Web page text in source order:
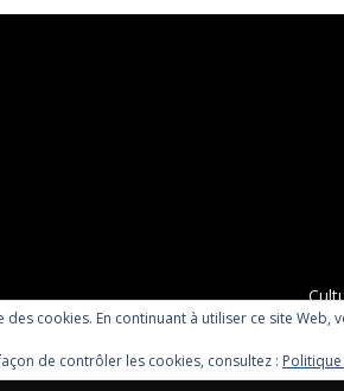
cookies. En continuant à utiliser ce site Web,
de contrôler les cookies, consultez :